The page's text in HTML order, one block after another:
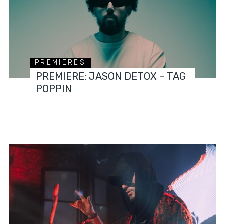
PREMIERES
PREMIERE: JASON DETOX – TAG
POPPIN